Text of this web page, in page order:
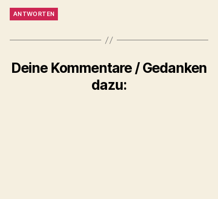
ANTWORTEN
Deine Kommentare / Gedanken
dazu: